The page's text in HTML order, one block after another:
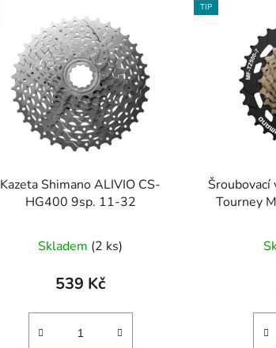
Kazeta Shimano ALIVIO CS-
HG400 9sp. 11-32
Skladem (2 ks)
539 Kč
TIP
Šroubovací
Tourney